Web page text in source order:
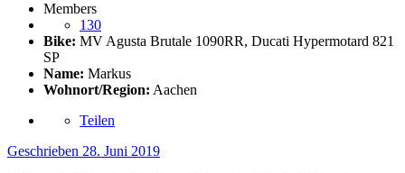
Members
130
Bike: MV Agusta Brutale 1090RR, Ducati Hypermotard 821
SP
Name: Markus
Wohnort/Region: Aachen
Teilen
Geschrieben 28. Juni 2019